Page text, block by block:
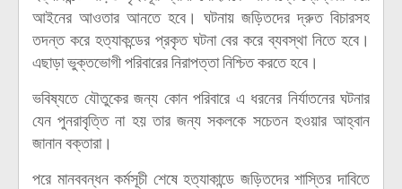
আইনের আওতার আনতে হবে। ঘটনায় জড়িতদের দ্রুত বিচারসহ
তদন্ত করে হত্যাকন্ডের প্রকৃত ঘটনা বের করে ব্যবস্থা নিতে হবে।
এছাড়া ভুক্তভোগী পরিবারের নিরাপত্তা নিশ্চিত করতে হবে।
ভবিষ্যতে যৌতুকের জন্য কোন পরিবারে এ ধরনের নির্যাতনের ঘটনার
যেন পুনরাবৃত্তি না হয় তার জন্য সকলকে সচেতন হওয়ার আহ্বান
জানান বক্তারা।
পরে মানববন্ধন কর্মসূচী শেষে হত্যাকান্ডে জড়িতদের শাস্তির দাবিতে